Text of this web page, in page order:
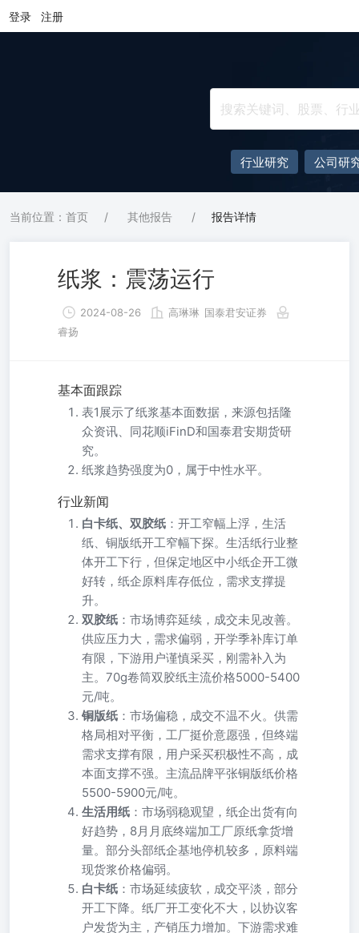
登录 注册
行业研究 公司研
当前位置：首页 / 其他报告 / 报告详情
纸浆：震荡运行
2024-08-26 高琳琳 国泰君安证券
睿扬
基本面跟踪
表1展示了纸浆基本面数据，来源包括隆
众资讯、同花顺iFinD和国泰君安期货研
究。
纸浆趋势强度为0，属于中性水平。
行业新闻
白卡纸、双胶纸 ：开工窄幅上浮，生活
纸、铜版纸开工窄幅下探。生活纸行业整
体开工下行，但保定地区中小纸企开工微
好转，纸企原料库存低位，需求支撑提
升。
双胶纸 ：市场博弈延续，成交未见改善。
供应压力大，需求偏弱，开学季补库订单
有限，下游用户谨慎采买，刚需补入为
主。70g卷筒双胶纸主流价格5000-5400
元/吨。
铜版纸 ：市场偏稳，成交不温不火。供需
格局相对平衡，工厂挺价意愿强，但终端
需求支撑有限，用户采买积极性不高，成
本面支撑不强。主流品牌平张铜版纸价格
5500-5900元/吨。
生活用纸 ：市场弱稳观望，纸企出货有向
好趋势，8月月底终端加工厂原纸拿货增
量。部分头部纸企基地停机较多，原料端
现货浆价格偏弱。
白卡纸 ：市场延续疲软，成交平淡，部分
开工下降。纸厂开工变化不大，以协议客
户发货为主，产销压力增加。下游需求难